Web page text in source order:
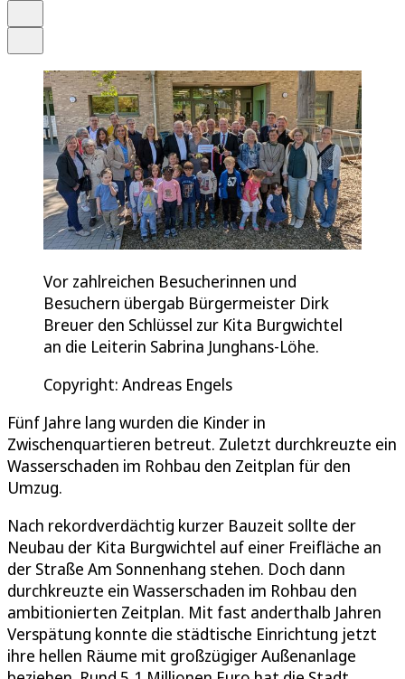
Vor zahlreichen Besucherinnen und
Besuchern übergab Bürgermeister Dirk
Breuer den Schlüssel zur Kita Burgwichtel
an die Leiterin Sabrina Junghans-Löhe.
Copyright: Andreas Engels
Fünf Jahre lang wurden die Kinder in
Zwischenquartieren betreut. Zuletzt durchkreuzte ein
Wasserschaden im Rohbau den Zeitplan für den
Umzug.
Nach rekordverdächtig kurzer Bauzeit sollte der
Neubau der Kita Burgwichtel auf einer Freifläche an
der Straße Am Sonnenhang stehen. Doch dann
durchkreuzte ein Wasserschaden im Rohbau den
ambitionierten Zeitplan. Mit fast anderthalb Jahren
Verspätung konnte die städtische Einrichtung jetzt
ihre hellen Räume mit großzügiger Außenanlage